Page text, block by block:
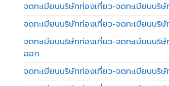
จดทะเบียนบริษัทท่องเที่ยว-จดทะเบียนบริ
จดทะเบียนบริษัทท่องเที่ยว-จดทะเบียนบริ
จดทะเบียนบริษัทท่องเที่ยว-จดทะเบียนบริ
ออก
จดทะเบียนบริษัทท่องเที่ยว-จดทะเบียนบริ